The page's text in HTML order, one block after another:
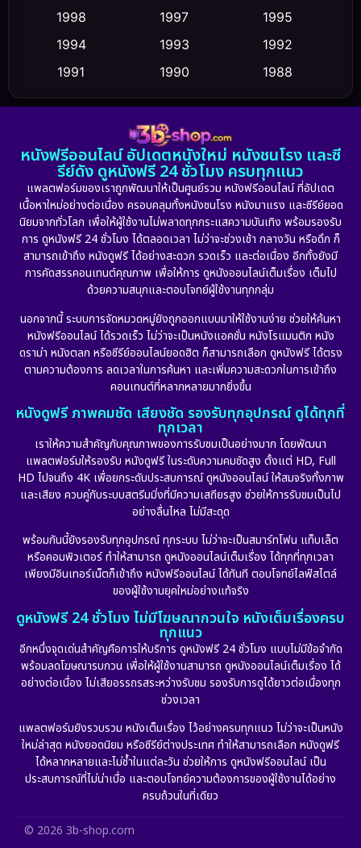
Culture (23)
Dance เต้น
Detective สืบสวน (5)
Detective สืบสวน (56)
Disaster (10)
Disney+ (23)
Drama ดราม่า (887)
Dystopian (17)
Emotional (101)
Epic มหากาพย์ (17)
Erotic (10)
Fantasy จินตนาการ (256)
Film
Gothic (6)
HBO GO (11)
HBO Max (2)
Healing
1998
1997
1995
1994
1993
1992
1991
1990
1988
1986
1985
1983
1981
1974
1971 1962
หนังฟรีออนไลน์ อัปเดตหนังใหม่ หนังชนโรง และซี
รีย์ดัง ดูหนังฟรี 24 ชั่วโมง ครบทุกแนว
แพลตฟอร์มของเราถูกพัฒนาให้เป็นศูนย์รวม หนังฟรีออนไลน์ ที่อัปเดต
เนื้อหาใหม่อย่างต่อเนื่อง ครอบคลุมทั้งหนังชนโรง หนังมาแรง และซีรีย์ยอด
นิยมจากทั่วโลก เพื่อให้ผู้ใช้งานไม่พลาดทุกกระแสความบันเทิง พร้อมรองรับ
การ ดูหนังฟรี 24 ชั่วโมง ได้ตลอดเวลา ไม่ว่าจะช่วงเช้า กลางวัน หรือดึก ก็
สามารถเข้าถึง หนังดูฟรี ได้อย่างสะดวก รวดเร็ว และต่อเนื่อง อีกทั้งยังมี
การคัดสรรคอนเทนต์คุณภาพ เพื่อให้การ ดูหนังออนไลน์เต็มเรื่อง เต็มไป
ด้วยความสนุกและตอบโจทย์ผู้ใช้งานทุกกลุ่ม
นอกจากนี้ ระบบการจัดหมวดหมู่ยังถูกออกแบบมาให้ใช้งานง่าย ช่วยให้ค้นหา
หนังฟรีออนไลน์ ได้รวดเร็ว ไม่ว่าจะเป็นหนังแอคชั่น หนังโรแมนติก หนัง
ดราม่า หนังตลก หรือซีรีย์ออนไลน์ยอดฮิต ก็สามารถเลือก ดูหนังฟรี ได้ตรง
ตามความต้องการ ลดเวลาในการค้นหา และเพิ่มความสะดวกในการเข้าถึง
คอนเทนต์ที่หลากหลายมากยิ่งขึ้น
หนังดูฟรี ภาพคมชัด เสียงชัด รองรับทุกอุปกรณ์ ดูได้ทุกที่
ทุกเวลา
เราให้ความสำคัญกับคุณภาพของการรับชมเป็นอย่างมาก โดยพัฒนา
แพลตฟอร์มให้รองรับ หนังดูฟรี ในระดับความคมชัดสูง ตั้งแต่ HD, Full
HD ไปจนถึง 4K เพื่อยกระดับประสบการณ์ ดูหนังออนไลน์ ให้สมจริงทั้งภาพ
และเสียง ควบคู่กับระบบสตรีมมิ่งที่มีความเสถียรสูง ช่วยให้การรับชมเป็นไป
อย่างลื่นไหล ไม่มีสะดุด
พร้อมกันนี้ยังรองรับทุกอุปกรณ์ ทุกระบบ ไม่ว่าจะเป็นสมาร์ทโฟน แท็บเล็ต
หรือคอมพิวเตอร์ ทำให้สามารถ ดูหนังออนไลน์เต็มเรื่อง ได้ทุกที่ทุกเวลา
เพียงมีอินเทอร์เน็ตก็เข้าถึง หนังฟรีออนไลน์ ได้ทันที ตอบโจทย์ไลฟ์สไตล์
ของผู้ใช้งานยุคใหม่อย่างแท้จริง
ดูหนังฟรี 24 ชั่วโมง ไม่มีโฆษณากวนใจ หนังเต็มเรื่องครบ
ทุกแนว
อีกหนึ่งจุดเด่นสำคัญคือการให้บริการ ดูหนังฟรี 24 ชั่วโมง แบบไม่มีข้อจำกัด
พร้อมลดโฆษณารบกวน เพื่อให้ผู้ใช้งานสามารถ ดูหนังออนไลน์เต็มเรื่อง ได้
อย่างต่อเนื่อง ไม่เสียอรรถรสระหว่างรับชม รองรับการดูได้ยาวต่อเนื่องทุก
ช่วงเวลา
แพลตฟอร์มยังรวบรวม หนังเต็มเรื่อง ไว้อย่างครบทุกแนว ไม่ว่าจะเป็นหนัง
ใหม่ล่าสุด หนังยอดนิยม หรือซีรีย์ต่างประเทศ ทำให้สามารถเลือก หนังดูฟรี
ได้หลากหลายและไม่ซ้ำในแต่ละวัน ช่วยให้การ ดูหนังฟรีออนไลน์ เป็น
ประสบการณ์ที่ไม่น่าเบื่อ และตอบโจทย์ความต้องการของผู้ใช้งานได้อย่าง
ครบถ้วนในที่เดียว
© 2026 3b-shop.com